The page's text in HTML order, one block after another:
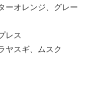
オレンジ、グレー
レス
スギ、ムスク